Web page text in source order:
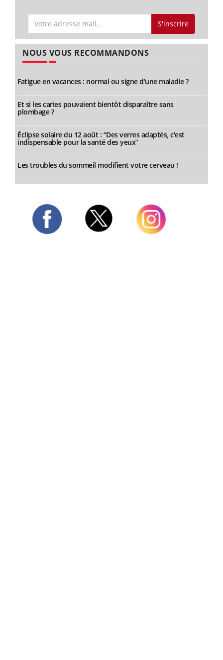
S'inscrire
NOUS VOUS RECOMMANDONS
Fatigue en vacances : normal ou signe d’une maladie ?
Et si les caries pouvaient bientôt disparaître sans
plombage ?
Éclipse solaire du 12 août : “Des verres adaptés, c'est
indispensable pour la santé des yeux”
Les troubles du sommeil modifient votre cerveau !